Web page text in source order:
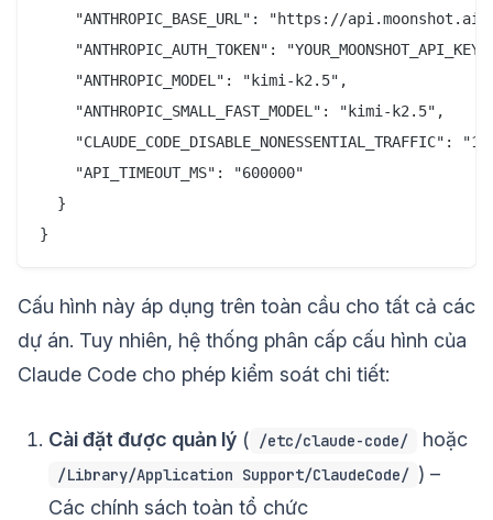
"ANTHROPIC_BASE_URL": "https://
"ANTHROPIC_AUTH_TOKEN":
    "ANTHROPIC_MODEL": "kimi-k2.5",
    "ANTHROPIC_SMALL_FAST_MODEL": "kimi-k2.5",
"CLAUDE_CODE_DISABLE_NONESSENTIAL_TRAFFIC":
    "API_TIMEOUT_MS": "600000"
  }
Cấu hình này áp dụng trên toàn cầu cho tất cả các
dự án. Tuy nhiên, hệ thống phân cấp cấu hình của
Claude Code cho phép kiểm soát chi tiết:
Cài đặt được quản lý ( /etc/claude-code/ hoặc
/Library/Application Support/ClaudeCode/ ) –
Các chính sách toàn tổ chức